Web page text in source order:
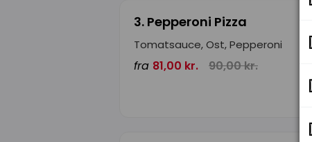
3. Pepperoni Pizza
Tomatsauce, Ost, Pepperoni
fra 81,00 kr. 90,00 kr.